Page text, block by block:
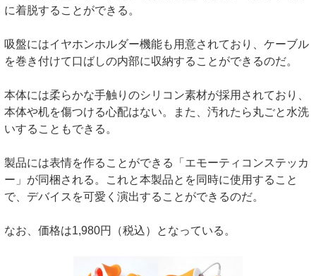
に着脱することができる。
吸盤にはイヤホンホルダー機能も用意されており、ケーブル
を巻き付けて口ばしの内部に収納することができるのだ。
本体には柔らかな手触りのシリコン素材が採用されており、
本体や机を傷つける心配はない。また、汚れたら丸ごと水洗
いすることもできる。
製品には表情を作ることができる「エモーティコンステッカ
ー」が同梱される。これと本製品とを同時に使用すること
で、デバイスを可愛く演出することができるのだ。
なお、価格は1,980円（税込）となっている。